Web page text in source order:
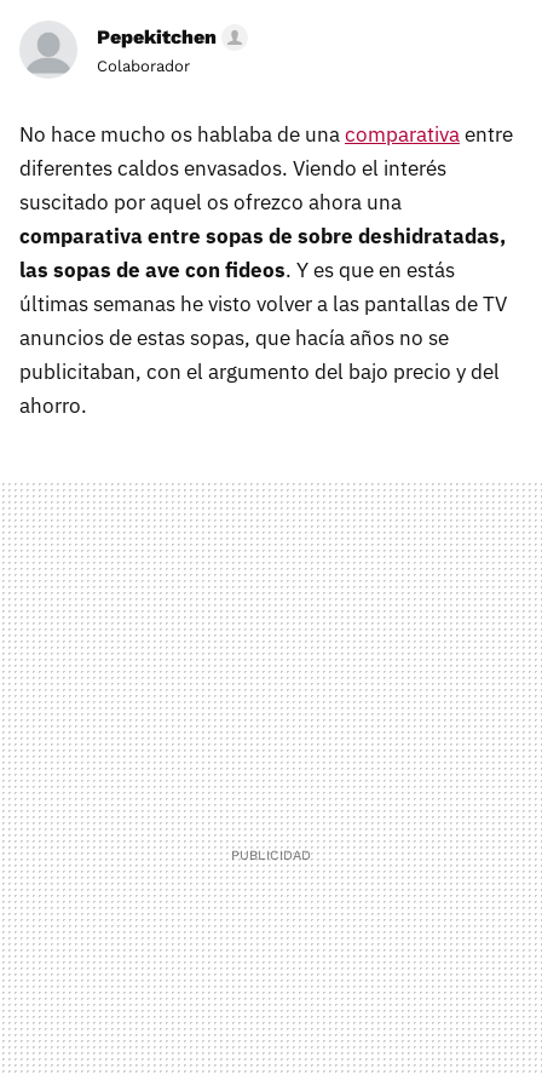
Pepekitchen
Colaborador
No hace mucho os hablaba de unacomparativaentre
diferentes caldos envasados. Viendo el interés
suscitado por aquel os ofrezco ahora una
comparativa entre sopas de sobre deshidratadas,
las sopas de ave con fideos. Y es que en estás
últimas semanas he visto volver a las pantallas de TV
anuncios de estas sopas, que hacía años no se
publicitaban, con el argumento del bajo precio y del
ahorro.